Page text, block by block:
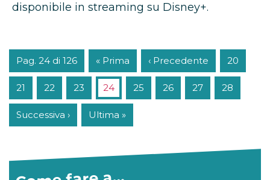
disponibile in streaming su Disney+.
Pag. 24 di 126 « Prima ‹ Precedente 20
21 22 23 24 25 26 27 28
Successiva › Ultima »